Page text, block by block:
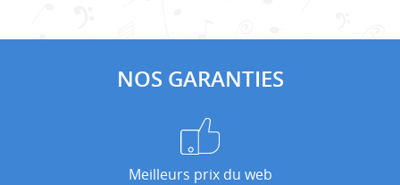
NOS GARANTIES
Meilleurs prix du web